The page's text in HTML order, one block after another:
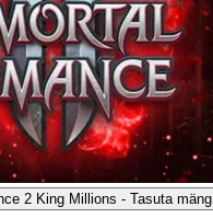
2 King Millions - Tasuta mäng